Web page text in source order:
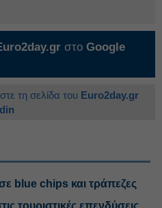
στο Google
τη σελίδα του Euro2day.gr
blue chips και τράπεζες
τουριστικές επενδύσεις